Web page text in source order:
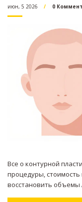
июн, 5 2026 0
Все о контурной
процедуры, стоимость
восстановить объемы